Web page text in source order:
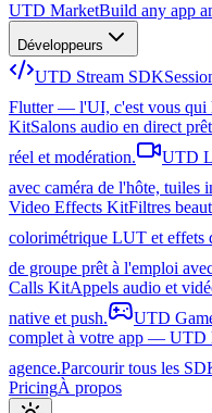
UTD MarketBuild any app
Développeurs
UTD Stream SDK
Flutter — l'UI, c'est vous qui
KitSalons audio en direct
réel et modération.
UTD
avec caméra de l'hôte, tuiles
Video Effects KitFiltres
colorimétrique LUT et effets
de groupe prêt à l'emploi
Calls KitAppels audio et
native et push.
UTD
complet à votre app — UTD
agence.Parcourir tous les
PricingÀ propos